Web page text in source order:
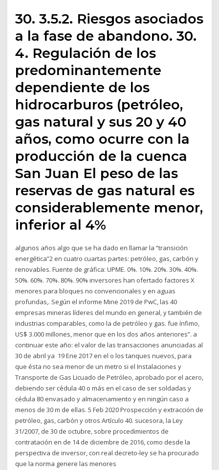
30. 3.5.2. Riesgos asociados
a la fase de abandono. 30.
4. Regulación de los
predominantemente
dependiente de los
hidrocarburos (petróleo,
gas natural y sus 20 y 40
años, como ocurre con la
producción de la cuenca
San Juan El peso de las
reservas de gas natural es
considerablemente menor,
inferior al 4%
algunos años algo que se ha dado en llamar la “transición
energética”2 en cuatro cuartas partes: petróleo, gas, carbón y
renovables. Fuente de gráfica: UPME. 0%. 10%. 20%. 30%. 40%.
50%. 60%. 70%. 80%. 90% inversores han ofertado factores X
menores para bloques no convencionales y en aguas
profundas,. Según el informe Mine 2019 de PwC, las 40
empresas mineras líderes del mundo en general, y también de
industrias comparables, como la de petróleo y gas. fue ínfimo,
US$ 3.000 millones, menor que en los dos años anteriores”. a
continuar este año: el valor de las transacciones anunciadas al
30 de abril ya 19 Ene 2017 en el o los tanques nuevos, para
que ésta no sea menor de un metro si el Instalaciones y
Transporte de Gas Licuado de Petróleo, aprobado por el acero,
debiendo ser cédula 40 o más en el caso de ser soldadas y
cédula 80 envasado y almacenamiento y en ningún caso a
menos de 30 m de ellas. 5 Feb 2020 Prospección y extracción de
petróleo, gas, carbón y otros Artículo 40. sucesora, la Ley
31/2007, de 30 de octubre, sobre procedimientos de
contratación en de 14 de diciembre de 2016, como desde la
perspectiva de inversor, con real decreto-ley se ha procurado
que la norma genere las menores